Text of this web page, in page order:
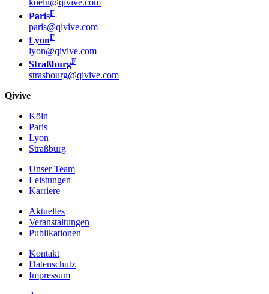
koeln@qivive.com
ParisF
paris@qivive.com
LyonF
lyon@qivive.com
StraßburgF
strasbourg@qivive.com
Qivive
Köln
Paris
Lyon
Straßburg
Unser Team
Leistungen
Karriere
Aktuelles
Veranstaltungen
Publikationen
Kontakt
Datenschutz
Impressum